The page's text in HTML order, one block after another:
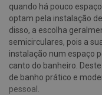
quando há pouco
optam pela instalação
disso, a escolha
semicirculares, pois a
instalação num espaço
canto do banheiro.
de banho prático e
pessoal.